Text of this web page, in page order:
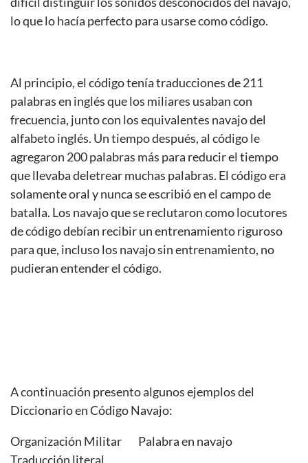
lo que lo hacía perfecto para usarse como código.
Al principio, el código tenía traducciones de 211
palabras en inglés que los miliares usaban con
frecuencia, junto con los equivalentes navajo del
alfabeto inglés. Un tiempo después, al código le
agregaron 200 palabras más para reducir el tiempo
que llevaba deletrear muchas palabras. El código era
solamente oral y nunca se escribió en el campo de
batalla. Los navajo que se reclutaron como locutores
de código debían recibir un entrenamiento riguroso
para que, incluso los navajo sin entrenamiento, no
pudieran entender el código.
A continuación presento algunos ejemplos del
Diccionario en Código Navajo:
Organización Militar Palabra en navajo
Traducción literal